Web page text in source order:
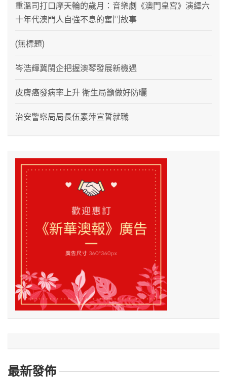
重溫司打口摩天輪的歲月：音樂劇《澳門皇宮》演繹六
十年代澳門人自強不息的奮鬥故事
(無標題)
岑浩輝冀閩企把握澳琴發展新機遇
皮膚癌發病率上升 衛生局籲做好防曬
治安警察局局長伍素萍宣誓就職
最新發佈